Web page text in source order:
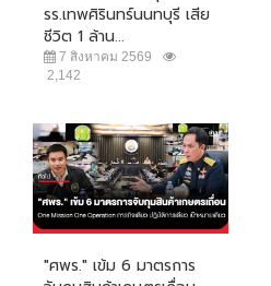
รร.เทพศิรินทร์นนทบุรี เสีย
ชีวิต 1 ล้าน...
7 สิงหาคม 2569
2,142
"ศพร." เข้ม 6 มาตรการ